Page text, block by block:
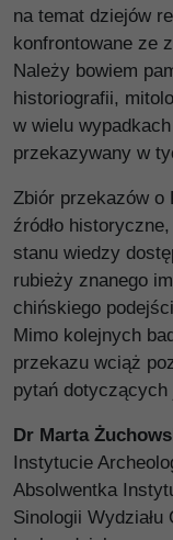
na temat dziejów
konfrontowane ze
Należy bowiem
historiografii,
w wielu
przekazywany w
Zbiór przekazów o
źródło
stanu wiedzy
rubieży znanego
chińskiego
Mimo kolejnych
przekazu wciąż
pytań
Dr Marta
Instytucie
Absolwentka
Sinologii